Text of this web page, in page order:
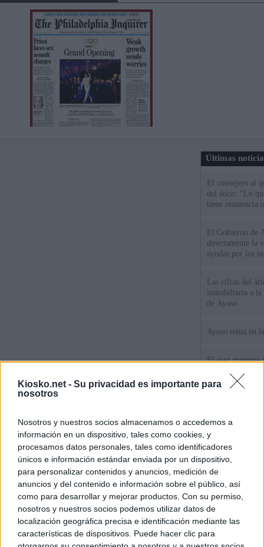
Kiosko.net - Su privacidad es importante para
nosotros
Nosotros y nuestros socios almacenamos o accedemos a
información en un dispositivo, tales como cookies, y
procesamos datos personales, tales como identificadores
únicos e información estándar enviada por un dispositivo,
para personalizar contenidos y anuncios, medición de
anuncios y del contenido e información sobre el público, así
como para desarrollar y mejorar productos. Con su permiso,
nosotros y nuestros socios podemos utilizar datos de
localización geográfica precisa e identificación mediante las
características de dispositivos. Puede hacer clic para
Últimas
El consejero al
del ático: "Lo
tiene residencia
El Gobierno de
directamente la
ayudas por los
Las cifras del
inmobiliaria a la
de Ayuso
Ayuso reina en
El juez propone
jefa" Ayuso
WhatsApp,
15 de agosto
© Kiosko.net Aviso Legal Privacidad y Cookies